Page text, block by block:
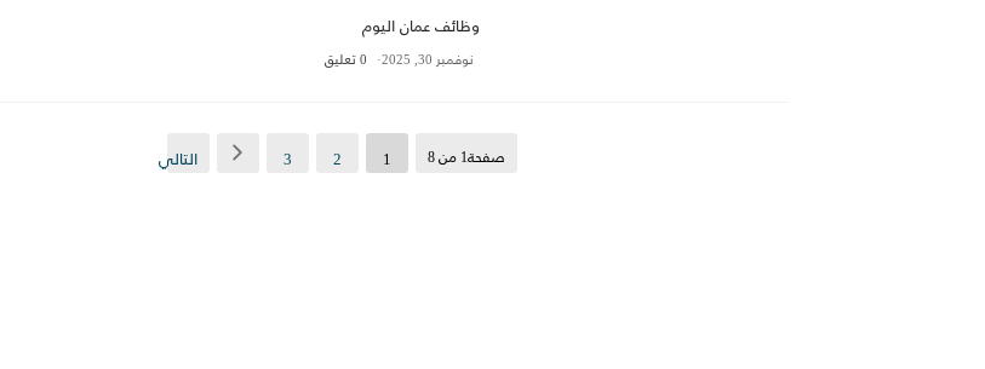
وظائف عمان اليوم
نوفمبر 30, 2025 0 تعليق
صفحة1 من 8 1
2
3 التالي